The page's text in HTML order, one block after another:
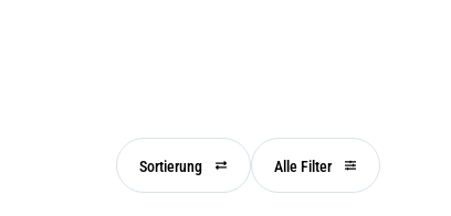
Sortierung Alle Filter